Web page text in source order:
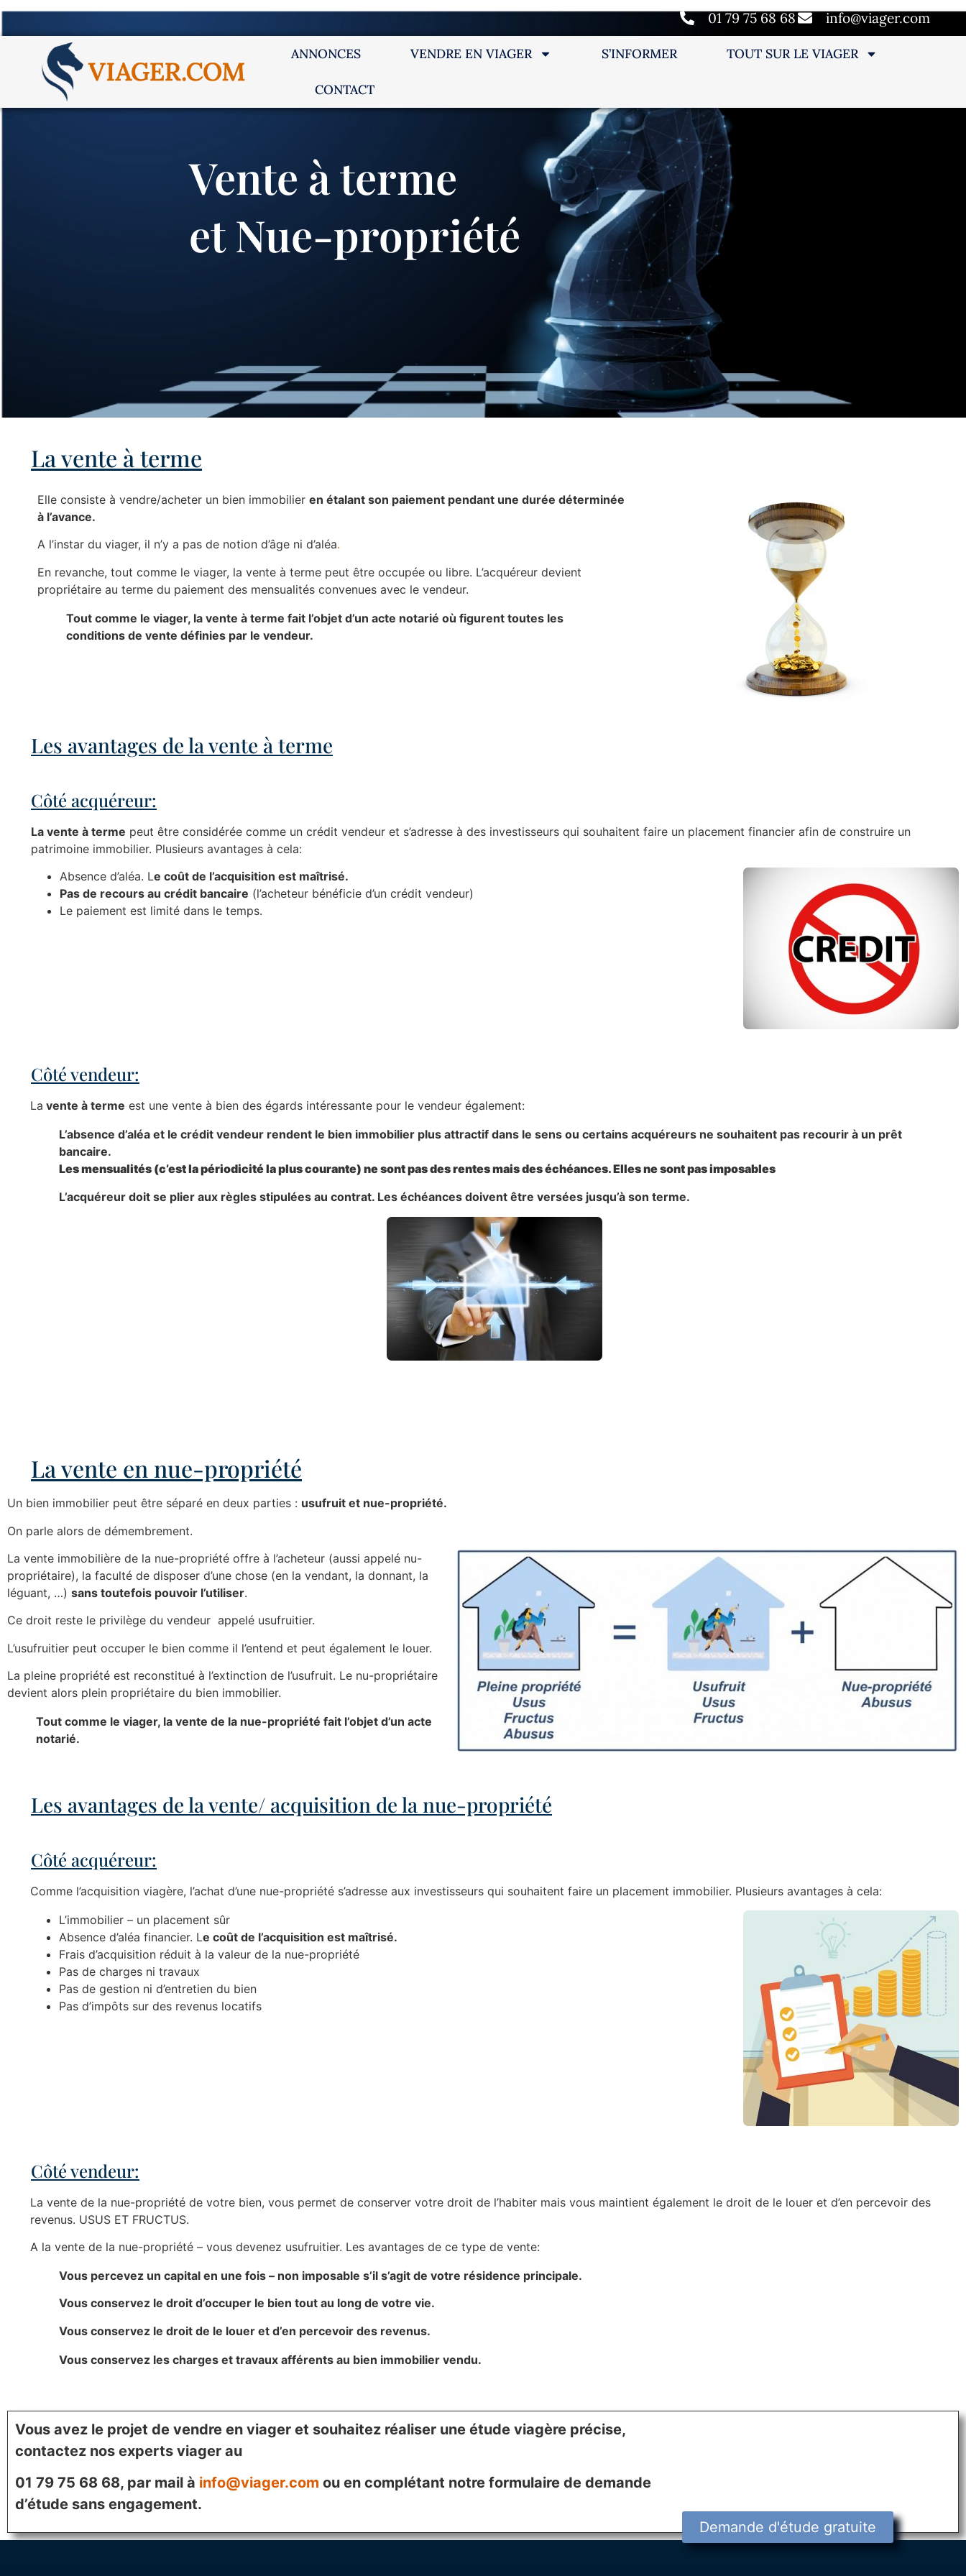
01 79 75 68 68 info@viager.com
ANNONCES VENDRE EN VIAGER S’INFORMER TOUT SUR LE VIAGER
CONTACT
Vente à terme
et Nue-propriété
La vente à terme
Elle consiste à vendre/acheter un bien immobilier en étalant son paiement pendant une durée déterminée
à l’avance.
A l’instar du viager, il n’y a pas de notion d’âge ni d’aléa.
En revanche, tout comme le viager, la vente à terme peut être occupée ou libre. L’acquéreur devient
propriétaire au terme du paiement des mensualités convenues avec le vendeur.
Tout comme le viager, la vente à terme fait l’objet d’un acte notarié où figurent toutes les
conditions de vente définies par le vendeur.
Les avantages de la vente à terme
Côté acquéreur:
La vente à terme peut être considérée comme un crédit vendeur et s’adresse à des investisseurs qui souhaitent faire un placement financier afin de construire un
patrimoine immobilier. Plusieurs avantages à cela:
Absence d’aléa. Le coût de l’acquisition est maîtrisé.
Pas de recours au crédit bancaire (l’acheteur bénéficie d’un crédit vendeur)
Le paiement est limité dans le temps.
Côté vendeur:
La vente à terme est une vente à bien des égards intéressante pour le vendeur également:
L’absence d’aléa et le crédit vendeur rendent le bien immobilier plus attractif dans le sens ou certains acquéreurs ne souhaitent pas recourir à un prêt
bancaire.
Les mensualités (c’est la périodicité la plus courante) ne sont pas des rentes mais des échéances. Elles ne sont pas imposables
L’acquéreur doit se plier aux règles stipulées au contrat. Les échéances doivent être versées jusqu’à son terme.
La vente en nue-propriété
Un bien immobilier peut être séparé en deux parties : usufruit et nue-propriété.
On parle alors de démembrement.
La vente immobilière de la nue-propriété offre à l’acheteur (aussi appelé nu-
propriétaire), la faculté de disposer d’une chose (en la vendant, la donnant, la
léguant, …) sans toutefois pouvoir l’utiliser.
Ce droit reste le privilège du vendeur appelé usufruitier.
L’usufruitier peut occuper le bien comme il l’entend et peut également le louer.
La pleine propriété est reconstitué à l’extinction de l’usufruit. Le nu-propriétaire
devient alors plein propriétaire du bien immobilier.
Tout comme le viager, la vente de la nue-propriété fait l’objet d’un acte
notarié.
Les avantages de la vente/ acquisition de la nue-propriété
Côté acquéreur:
Comme l’acquisition viagère, l’achat d’une nue-propriété s’adresse aux investisseurs qui souhaitent faire un placement immobilier. Plusieurs avantages à cela:
L’immobilier – un placement sûr
Absence d’aléa financier. Le coût de l’acquisition est maîtrisé.
Frais d’acquisition réduit à la valeur de la nue-propriété
Pas de charges ni travaux
Pas de gestion ni d’entretien du bien
Pas d’impôts sur des revenus locatifs
Côté vendeur:
La vente de la nue-propriété de votre bien, vous permet de conserver votre droit de l’habiter mais vous maintient également le droit de le louer et d’en percevoir des
revenus. USUS ET FRUCTUS.
A la vente de la nue-propriété – vous devenez usufruitier. Les avantages de ce type de vente:
Vous percevez un capital en une fois – non imposable s’il s’agit de votre résidence principale.
Vous conservez le droit d’occuper le bien tout au long de votre vie.
Vous conservez le droit de le louer et d’en percevoir des revenus.
Vous conservez les charges et travaux afférents au bien immobilier vendu.
Vous avez le projet de vendre en viager et souhaitez réaliser une étude viagère précise,
contactez nos experts viager au
01 79 75 68 68, par mail à info@viager.com ou en complétant notre formulaire de demande
d’étude sans engagement.
Demande d'étude gratuite